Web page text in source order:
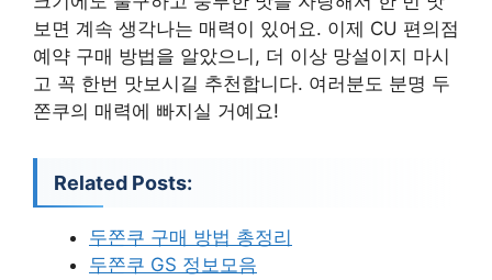
보면 계속 생각나는 매력이 있어요. 이제 CU 편의점
예약 구매 방법을 알았으니, 더 이상 망설이지 마시
고 꼭 한번 맛보시길 추천합니다. 여러분도 분명 두
쫀쿠의 매력에 빠지실 거예요!
Related Posts:
두쫀쿠 구매 방법 총정리
두쫀쿠 GS 정보모음